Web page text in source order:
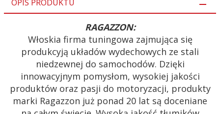
OPIS PRODUKTU
RAGAZZON:
Włoskia firma tuningowa zajmująca się
produkcyją układów wydechowych ze stali
niedzewnej do samochodów. Dzięki
innowacyjnym pomysłom, wysokiej jakości
produktów oraz pasji do motoryzacji, produkty
marki Ragazzon już ponad 20 lat są doceniane